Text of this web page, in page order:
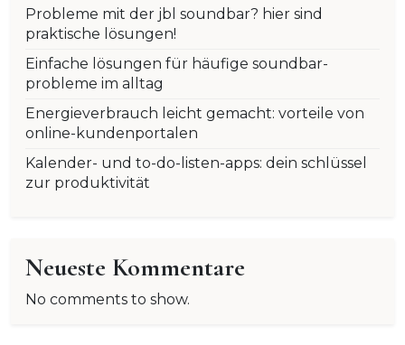
Probleme mit der jbl soundbar? hier sind
praktische lösungen!
Einfache lösungen für häufige soundbar-
probleme im alltag
Energieverbrauch leicht gemacht: vorteile von
online-kundenportalen
Kalender- und to-do-listen-apps: dein schlüssel
zur produktivität
Neueste Kommentare
No comments to show.